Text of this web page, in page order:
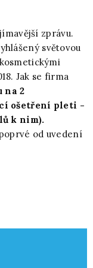
zprávu.
světovou
Jak se firma
na 2
ošetření pleti -
k nim).
od uvedení